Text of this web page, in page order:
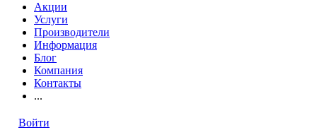
Акции
Услуги
Производители
Информация
Блог
Компания
Контакты
...
Войти